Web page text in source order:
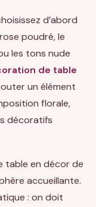
d’abord
poudré, le
les tons nude
de table
un élément
florale,
décoratifs
table en décor de
accueillante.
: on doit